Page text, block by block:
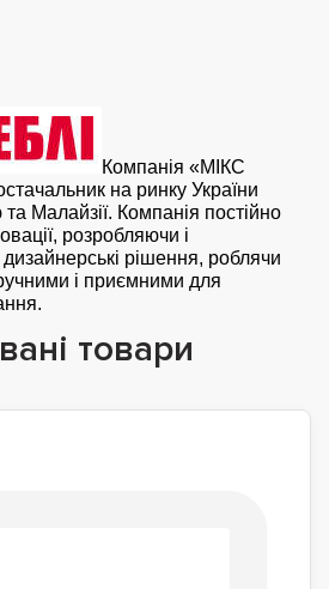
Компанія «МІКС
на ринку України
Малайзії. Компанія постійно
розробляючи і
рішення, роблячи
і приємними для
товари